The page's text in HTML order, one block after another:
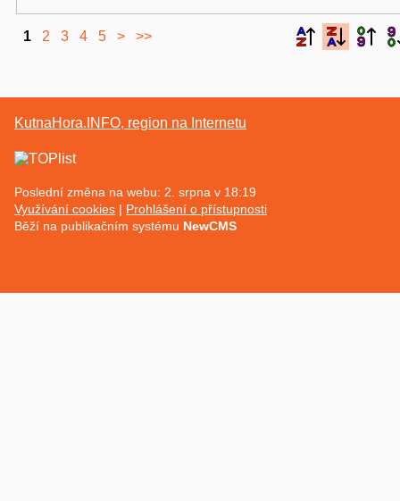
1 2 3 4 5 > >>
KutnaHora.INFO, region na Internetu
Poslední změna na webu: 2. srpna v 18:19
Využívání cookies
Prohlášení o přístupnosti
Běží na publikačním systému NewCMS